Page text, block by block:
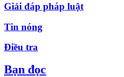
Giải đáp pháp luật
Tin nóng
Điều tra
Bạn đọc